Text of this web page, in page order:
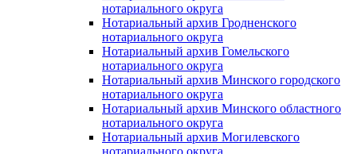
нотариального округа
Нотариальный архив Гродненского
нотариального округа
Нотариальный архив Гомельского
нотариального округа
Нотариальный архив Минского городского
нотариального округа
Нотариальный архив Минского областного
нотариального округа
Нотариальный архив Могилевского